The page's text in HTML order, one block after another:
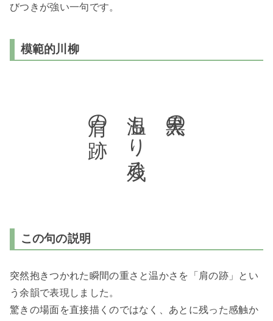
びつきが強い一句です。
模範的川柳
黒犬の
温もり残る
肩の跡
この句の説明
突然抱きつかれた瞬間の重さと温かさを「肩の跡」とい
う余韻で表現しました。
驚きの場面を直接描くのではなく、あとに残った感触か